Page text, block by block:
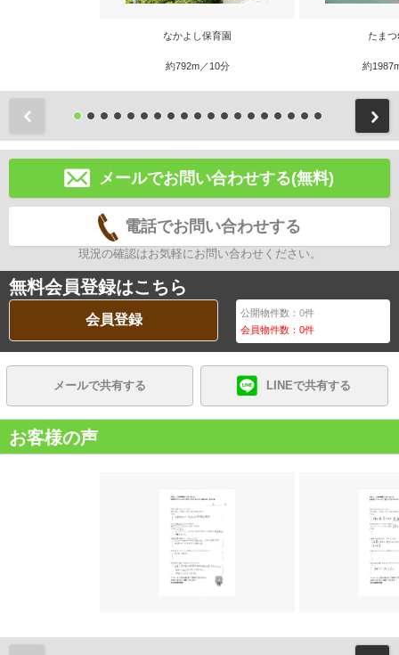
なかよし保育園
約792m／10分
たまつ
約
メールでお問い合わせする(無料)
電話でお問い合わせする
現況の確認はお気軽にお問い合わせください。
無料会員登録はこちら
会員登録 公開物件数：0件
会員物件数：0件
メールで共有する LINEで共有する
お客様の声